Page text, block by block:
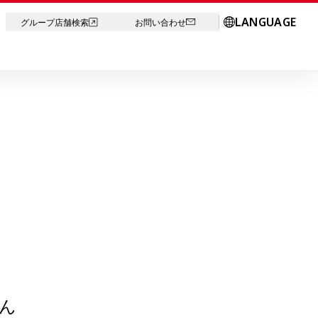
グループ店舗検索 お問い合わせ LANGUAGE